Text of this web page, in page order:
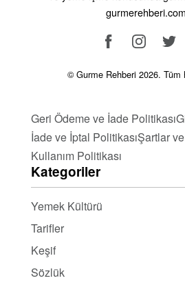
seçenekler sunarak mutfak
zenginleştirir. Sağlıklı ve lezzetli
© Gurme Rehberi 2026. Tüm
Geri Ödeme ve İade Politikası
İade ve İptal PolitikasıŞartlar
Kullanım Politikası
Kategoriler
Yemek Kültürü
Tarifler
Keşif
Sözlük